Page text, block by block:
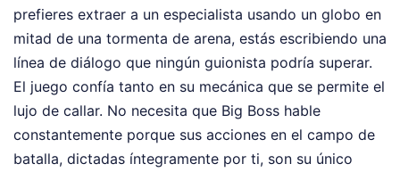
prefieres extraer a un especialista usando un globo en
mitad de una tormenta de arena, estás escribiendo una
línea de diálogo que ningún guionista podría superar.
El juego confía tanto en su mecánica que se permite el
lujo de callar. No necesita que Big Boss hable
constantemente porque sus acciones en el campo de
batalla, dictadas íntegramente por ti, son su único